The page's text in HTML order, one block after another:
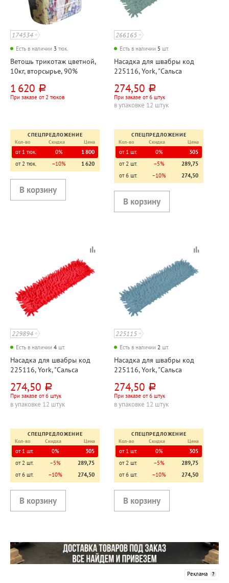
174534
Есть в наличии 3 тюк.
Ветошь трикотаж цветной,
10кг, вторсырье, 90%
1 620 руб.
При заказе от 2 тюков
СПЕЦПРЕДЛОЖЕНИЕ
Кол-во
Скидка Цена
от 1 тюк. 0%
1 800
от 2 тюк.
−10% 1 620
266165
Есть в наличии 5 шт.
Насадка для швабры код
225116, York, "Сальса
микрофибра, 41см*12см,
зеленая
274,50 руб.
При заказе от 6 штук
в упаковке 12 штук
СПЕЦПРЕДЛОЖЕНИЕ
Кол-во
Скидка Цена
от 1 шт. 0%
305
от 2 шт.
−5%
289,75
от 6 шт.
−10% 274,50
229894
Есть в наличии 4 шт.
Насадка для швабры код
225116, York, "Сальса
микрофибра, 41см*12см,
красная
274,50 руб.
При заказе от 6 штук
в упаковке 12 штук
СПЕЦПРЕДЛОЖЕНИЕ
Кол-во
Скидка Цена
от 1 шт. 0%
305
от 2 шт.
−5%
289,75
от 6 шт.
−10% 274,50
225115
Есть в наличии 2 шт.
Насадка для швабры код
225116, York, "Сальса
микрофибра, 41см*12см,
синяя
274,50 руб.
При заказе от 6 штук
в упаковке 12 штук
СПЕЦПРЕДЛОЖЕНИЕ
Кол-во
Скидка Цена
от 1 шт. 0%
305
от 2 шт.
−5%
289,75
от 6 шт.
−10% 274,50
Реклама